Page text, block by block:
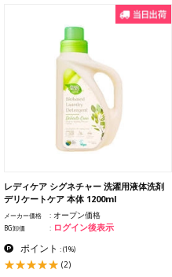
レディケア シグネチャー 洗濯用液体洗剤
デリケートケア 本体 1200ml
メーカー価格 オープン価格
BG卸価 ログイン後表示
ポイント :(1%)
(2)